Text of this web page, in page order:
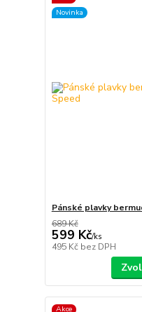
Novinka
Pánské plavky
689 Kč
599 Kč/ks
495 Kč bez DPH
Akce